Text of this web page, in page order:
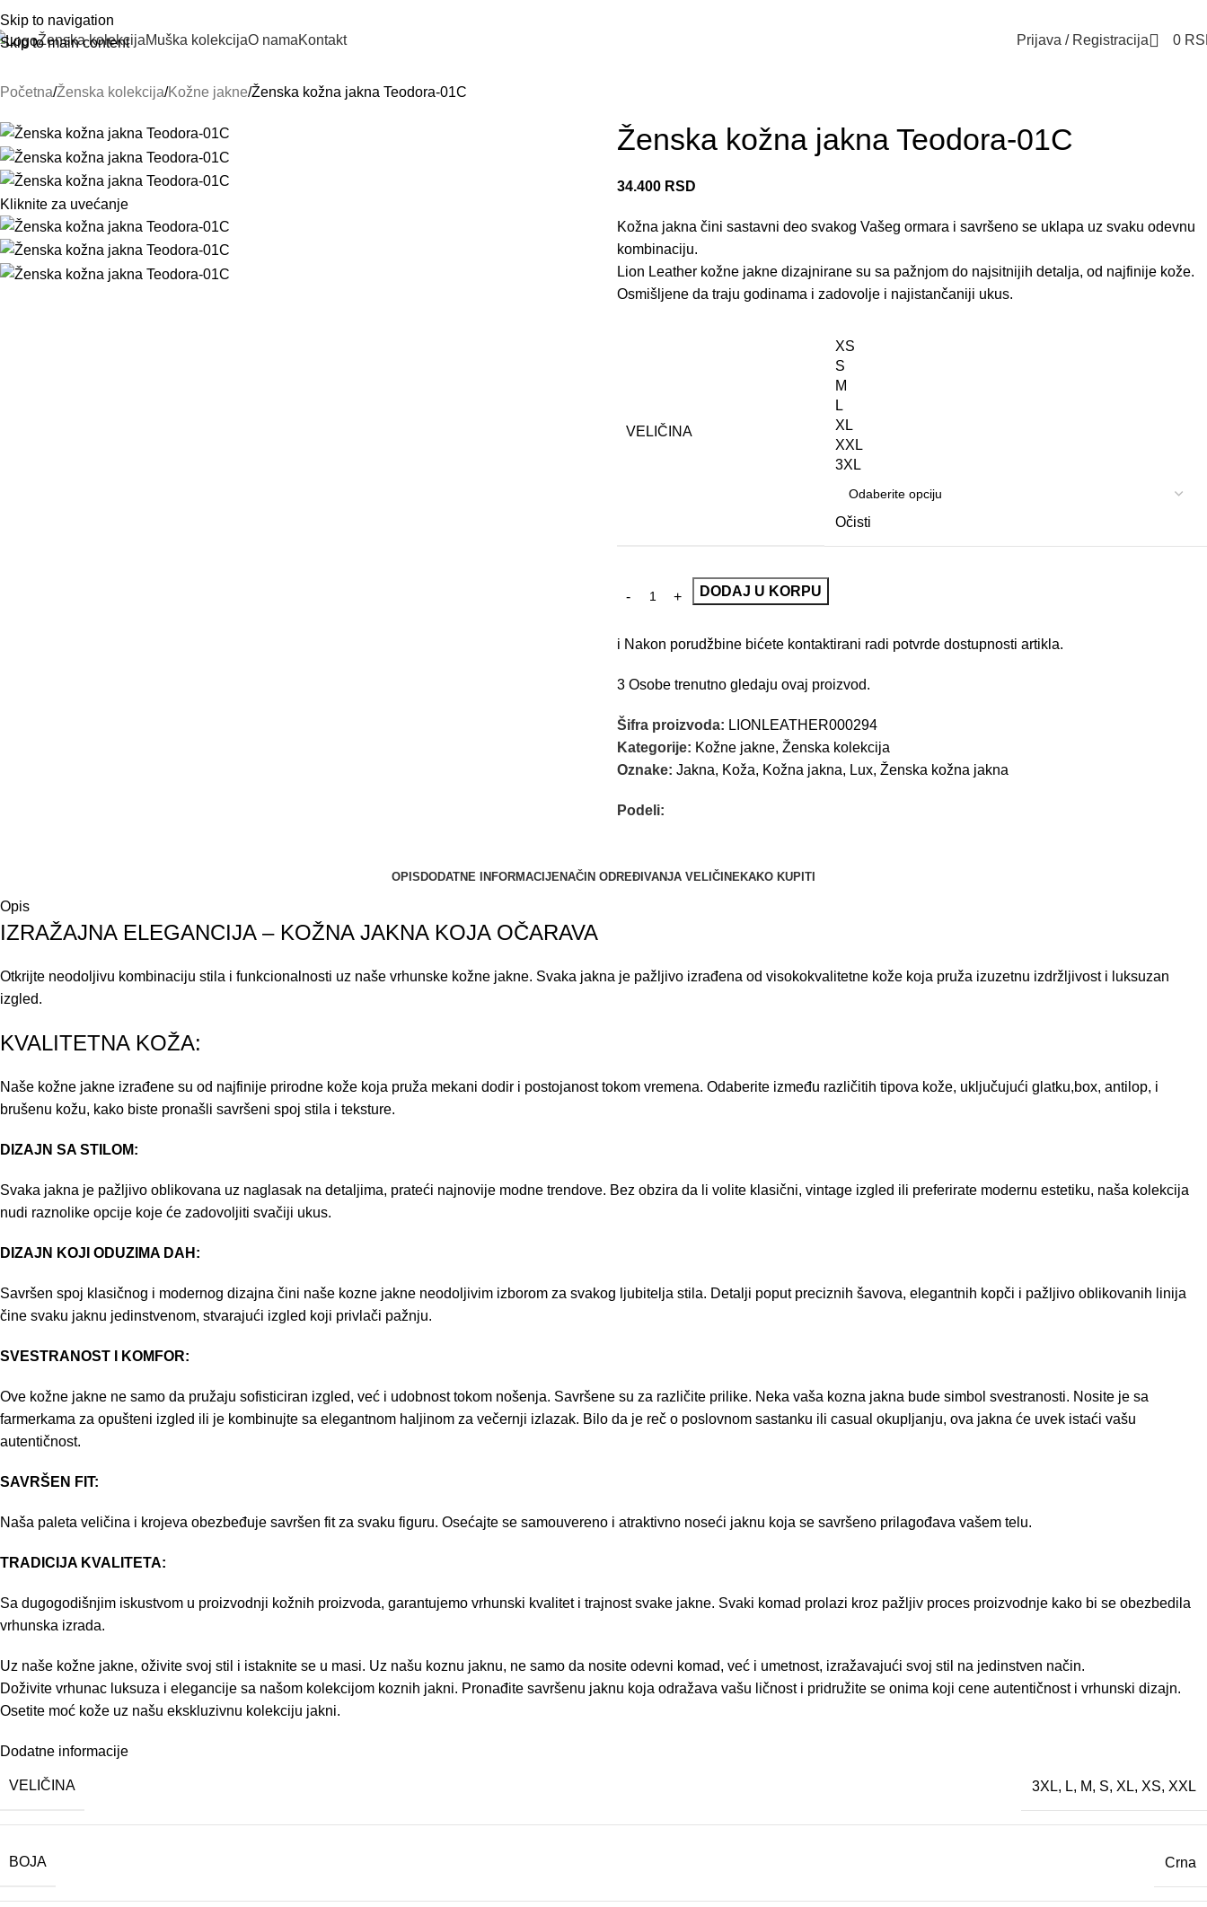
Skip to navigation
Skip to main content
Ženska kolekcijaMuška kolekcijaO namaKontakt Prijava / Registracija 0
Početna Ženska kolekcija Kožne jakne Ženska kožna jakna Teodora-01C
Kliknite za uvećanje
Ženska kožna jakna Teodora-01C
34.400 RSD
Kožna jakna čini sastavni deo svakog Vašeg ormara i savršeno se uklapa uz svaku odevnu
kombinaciju.
Lion Leather kožne jakne dizajnirane su sa pažnjom do najsitnijih detalja, od najfinije kože.
Osmišljene da traju godinama i zadovolje i najistančaniji ukus.
VELIČINA
XS
S
M
L
XL
XXL
3XL
Očisti
DODAJ U KORPU
i Nakon porudžbine bićete kontaktirani radi potvrde dostupnosti artikla.
3 Osobe trenutno gledaju ovaj proizvod.
Šifra proizvoda: LIONLEATHER000294
Kategorije: Kožne jakne, Ženska kolekcija
Oznake: Jakna, Koža, Kožna jakna, Lux, Ženska kožna jakna
Podeli:
OPISDODATNE INFORMACIJENAČIN ODREĐIVANJA VELIČINEKAKO KUPITI
Opis
IZRAŽAJNA ELEGANCIJA – KOŽNA JAKNA KOJA OČARAVA
Otkrijte neodoljivu kombinaciju stila i funkcionalnosti uz naše vrhunske kožne jakne. Svaka jakna je pažljivo izrađena od visokokvalitetne kože koja pruža izuzetnu izdržljivost i luksuzan
izgled.
KVALITETNA KOŽA:
Naše kožne jakne izrađene su od najfinije prirodne kože koja pruža mekani dodir i postojanost tokom vremena. Odaberite između različitih tipova kože, uključujući glatku,box, antilop, i
brušenu kožu, kako biste pronašli savršeni spoj stila i teksture.
DIZAJN SA STILOM:
Svaka jakna je pažljivo oblikovana uz naglasak na detaljima, prateći najnovije modne trendove. Bez obzira da li volite klasični, vintage izgled ili preferirate modernu estetiku, naša kolekcija
nudi raznolike opcije koje će zadovoljiti svačiji ukus.
DIZAJN KOJI ODUZIMA DAH:
Savršen spoj klasičnog i modernog dizajna čini naše kozne jakne neodoljivim izborom za svakog ljubitelja stila. Detalji poput preciznih šavova, elegantnih kopči i pažljivo oblikovanih linija
čine svaku jaknu jedinstvenom, stvarajući izgled koji privlači pažnju.
SVESTRANOST I KOMFOR:
Ove kožne jakne ne samo da pružaju sofisticiran izgled, već i udobnost tokom nošenja. Savršene su za različite prilike. Neka vaša kozna jakna bude simbol svestranosti. Nosite je sa
farmerkama za opušteni izgled ili je kombinujte sa elegantnom haljinom za večernji izlazak. Bilo da je reč o poslovnom sastanku ili casual okupljanju, ova jakna će uvek istaći vašu
autentičnost.
SAVRŠEN FIT:
Naša paleta veličina i krojeva obezbeđuje savršen fit za svaku figuru. Osećajte se samouvereno i atraktivno noseći jaknu koja se savršeno prilagođava vašem telu.
TRADICIJA KVALITETA:
Sa dugogodišnjim iskustvom u proizvodnji kožnih proizvoda, garantujemo vrhunski kvalitet i trajnost svake jakne. Svaki komad prolazi kroz pažljiv proces proizvodnje kako bi se obezbedila
vrhunska izrada.
Uz naše kožne jakne, oživite svoj stil i istaknite se u masi. Uz našu koznu jaknu, ne samo da nosite odevni komad, već i umetnost, izražavajući svoj stil na jedinstven način.
Doživite vrhunac luksuza i elegancije sa našom kolekcijom koznih jakni. Pronađite savršenu jaknu koja odražava vašu ličnost i pridružite se onima koji cene autentičnost i vrhunski dizajn.
Osetite moć kože uz našu ekskluzivnu kolekciju jakni.
Dodatne informacije
VELIČINA 3XL, L, M, S, XL, XS, XXL
BOJA Crna